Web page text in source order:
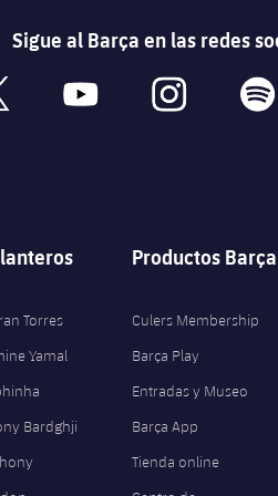
Sigue al Barça en las redes
youtube instagram spotify
Torres
Yamal
Bardghji
Productos Barça
Culers Membership
Barça Play
Entradas y Museo
Barça App
Tienda online